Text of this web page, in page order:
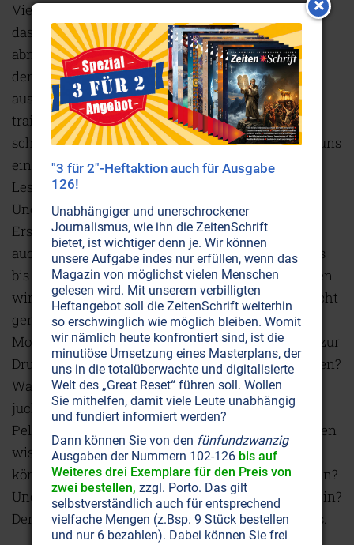
Viele Anrufer reagieren erfreut, wenn sie merken,
dass jemand von der „Seilerei“ den Telefonhörer
abnimmt. Oftmals werde ich dann gefragt, wo wir
denn nur immer die spannenden Themen
ausgraben. Ganz ehrlich: Ein auf Geschichten
trainiertes Trüffelschwein hätten wir manchmal
schon gerne zur Hand. Jede neue Ausgabe ist für uns
ein ebenso spannendes Abenteuer wie für unsere
Leserschaft – und zudem noch eine Reise ins
Ungewisse. Die einzige Gewissheit ist der nächste
Erscheinungstermin drei Monate später. Das hört
auch nie auf, denn mit jedem Heft müssen wir uns
bis zu einem gewissen Grad neu erfinden, beginnen
wir wieder ganz von vorne. Meine Mutter gebraucht
gerne das Bild einer Sanduhr, die in genau dem
Moment wieder umgedreht wird, da wir das Heft zur
Druckerei geben: Wer schreibt über welche Themen?
Was gibt es Neues im Gesundheitsbereich? Wo
juckt’s der aktuellen Weltlage besonders stark im
Pelz? Was wird uns verheimlicht, das die Menschen
wissen sollten? Welche spirituellen Ratschläge
können wir unseren Lesern mit auf den Weg geben?
Und nicht zuletzt: Was wird die Titelgeschichte sein?
Denn sie bestimmt ja auch das Coverbild des Hefts.
"3 für 2"-Heftaktion auch für Ausgabe
126!
Unabhängiger und unerschrockener
Journalismus, wie ihn die ZeitenSchrift
bietet, ist wichtiger denn je. Wir können
unsere Aufgabe indes nur erfüllen, wenn das
Magazin von möglichst vielen Menschen
gelesen wird. Mit unserem verbilligten
Heftangebot soll die ZeitenSchrift weiterhin
so erschwinglich wie möglich bleiben. Womit
wir nämlich heute konfrontiert sind, ist die
minutiöse Umsetzung eines Masterplans, der
uns in die totalüberwachte und digitalisierte
Welt des „Great Reset“ führen soll. Wollen
Sie mithelfen, damit viele Leute unabhängig
und fundiert informiert werden?
Dann können Sie von den fünfundzwanzig
Ausgaben der Nummern 102-126 bis auf
Weiteres drei Exemplare für den Preis von
zwei bestellen, zzgl. Porto. Das gilt
selbstverständlich auch für entsprechend
vielfache Mengen (z.Bsp. 9 Stück bestellen
und nur 6 bezahlen). Dabei können Sie frei